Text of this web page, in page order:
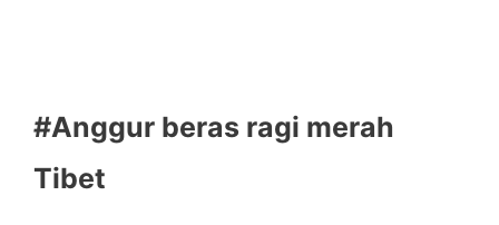
#Anggur beras ragi merah
Tibet